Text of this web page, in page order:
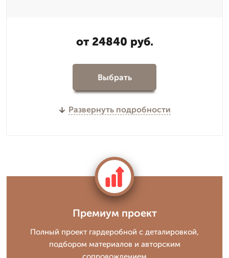
от 24840 руб.
Выбрать
Развернуть подробности
Премиум проект
Полный проект гардеробной с деталировкой,
подбором материалов и авторским